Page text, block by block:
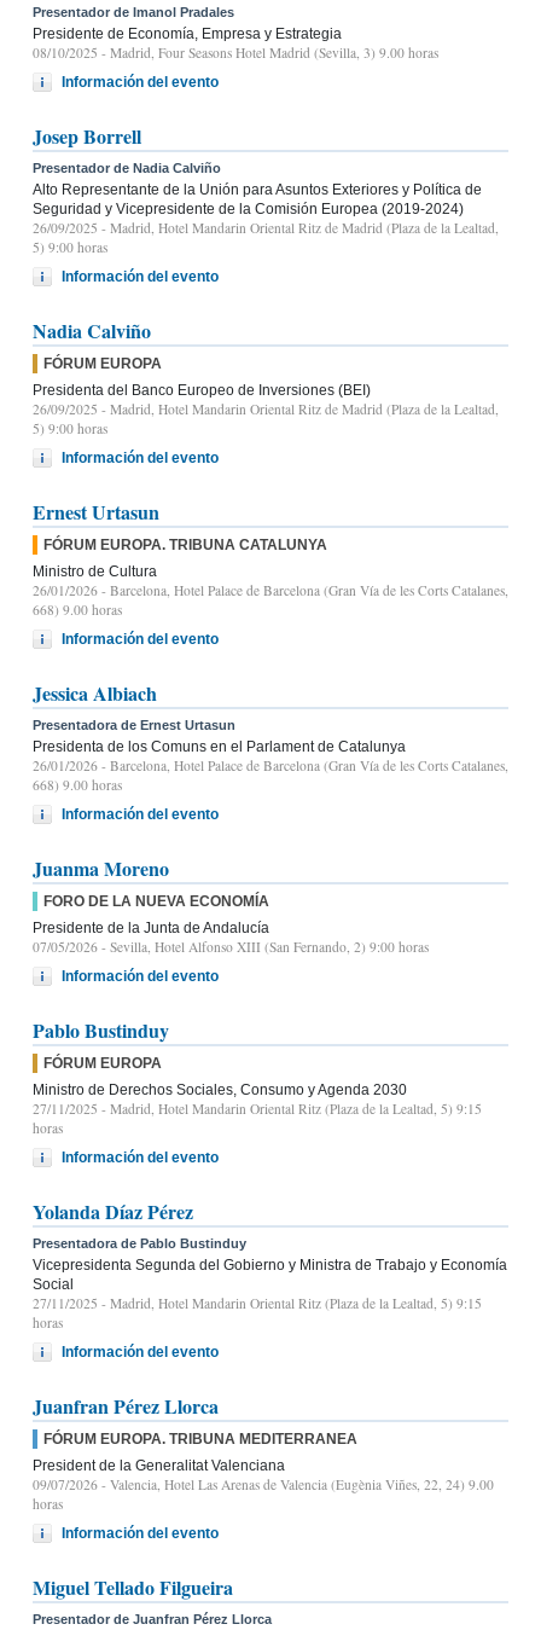
Presentador de Imanol Pradales
Presidente de Economía, Empresa y Estrategia
08/10/2025 - Madrid, Four Seasons Hotel Madrid (Sevilla, 3) 9.00 horas
Información del evento
Josep Borrell
Presentador de Nadia Calviño
Alto Representante de la Unión para Asuntos Exteriores y Política de
Seguridad y Vicepresidente de la Comisión Europea (2019-2024)
26/09/2025 - Madrid, Hotel Mandarin Oriental Ritz de Madrid (Plaza de la Lealtad,
5) 9:00 horas
Información del evento
Nadia Calviño
FÓRUM EUROPA
Presidenta del Banco Europeo de Inversiones (BEI)
26/09/2025 - Madrid, Hotel Mandarin Oriental Ritz de Madrid (Plaza de la Lealtad,
5) 9:00 horas
Información del evento
Ernest Urtasun
FÓRUM EUROPA. TRIBUNA CATALUNYA
Ministro de Cultura
26/01/2026 - Barcelona, Hotel Palace de Barcelona (Gran Vía de les Corts Catalanes,
668) 9.00 horas
Información del evento
Jessica Albiach
Presentadora de Ernest Urtasun
Presidenta de los Comuns en el Parlament de Catalunya
26/01/2026 - Barcelona, Hotel Palace de Barcelona (Gran Vía de les Corts Catalanes,
668) 9.00 horas
Información del evento
Juanma Moreno
FORO DE LA NUEVA ECONOMÍA
Presidente de la Junta de Andalucía
07/05/2026 - Sevilla, Hotel Alfonso XIII (San Fernando, 2) 9:00 horas
Información del evento
Pablo Bustinduy
FÓRUM EUROPA
Ministro de Derechos Sociales, Consumo y Agenda 2030
27/11/2025 - Madrid, Hotel Mandarin Oriental Ritz (Plaza de la Lealtad, 5) 9:15
horas
Información del evento
Yolanda Díaz Pérez
Presentadora de Pablo Bustinduy
Vicepresidenta Segunda del Gobierno y Ministra de Trabajo y Economía
Social
27/11/2025 - Madrid, Hotel Mandarin Oriental Ritz (Plaza de la Lealtad, 5) 9:15
horas
Información del evento
Juanfran Pérez Llorca
FÓRUM EUROPA. TRIBUNA MEDITERRANEA
President de la Generalitat Valenciana
09/07/2026 - Valencia, Hotel Las Arenas de Valencia (Eugènia Viñes, 22, 24) 9.00
horas
Información del evento
Miguel Tellado Filgueira
Presentador de Juanfran Pérez Llorca